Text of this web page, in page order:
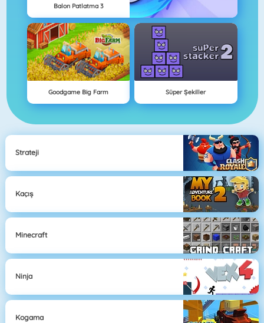
Balon Patlatma 3
Goodgame Big Farm Süper Şekiller
Strateji
Kaçış
Minecraft
Ninja
Kogama